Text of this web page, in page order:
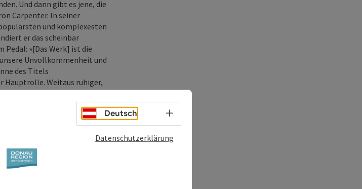
Und dann gibt es jene, die
Carpenter. In seiner
und komplexesten
er das scheinbar
»[Das Werk] ist die
Unvollkommenheit und
des Titels
Hauptrolle. Weitaus ruhiger,
faune gegenüber, ehe
Anton Bruckners dem
Deutsch Sprachwahl - Menü öffnen
Datenschutzerklärung